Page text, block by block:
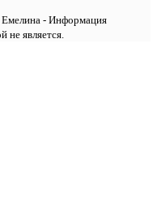
- Информация
не является.